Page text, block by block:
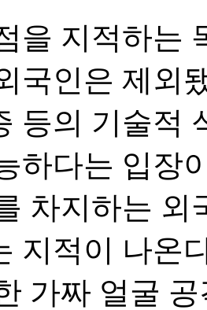
을 지적하는
국인은 제외
등의 기술적
하다는 입장
차지하는 외
지적이 나온
가짜 얼굴